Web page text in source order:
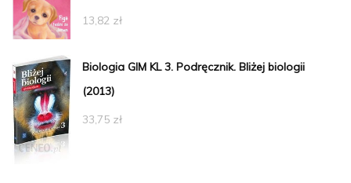
13,82 zł
Biologia GIM KL 3. Podręcznik. Bliżej biologii
(2013)
33,75 zł